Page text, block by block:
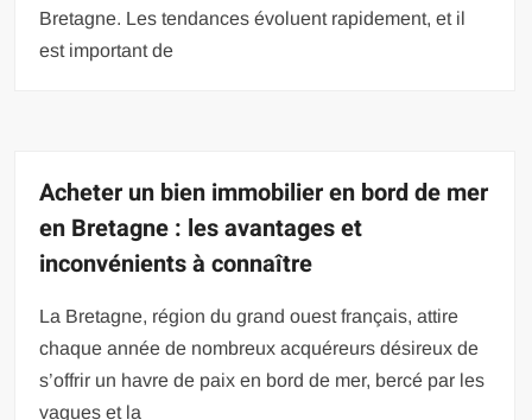
Bretagne. Les tendances évoluent rapidement, et il
est important de
Acheter un bien immobilier en bord de mer
en Bretagne : les avantages et
inconvénients à connaître
La Bretagne, région du grand ouest français, attire
chaque année de nombreux acquéreurs désireux de
s’offrir un havre de paix en bord de mer, bercé par les
vagues et la